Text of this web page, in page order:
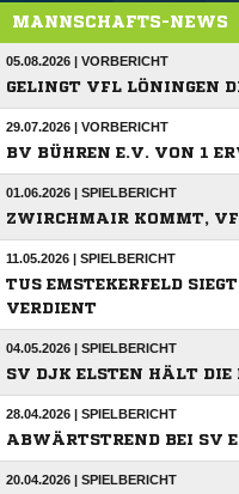
MANNSCHAFTS-NEWS
05.08.2026 | VORBERICHT
GELINGT VFL LÖNINGEN
29.07.2026 | VORBERICHT
BV BÜHREN E.V. VON 1
01.06.2026 | SPIELBERICHT
ZWIRCHMAIR KOMMT,
11.05.2026 | SPIELBERICHT
TUS EMSTEKERFELD
VERDIENT
04.05.2026 | SPIELBERICHT
SV DJK ELSTEN HÄLT DIE
28.04.2026 | SPIELBERICHT
ABWÄRTSTREND BEI SV
20.04.2026 | SPIELBERICHT